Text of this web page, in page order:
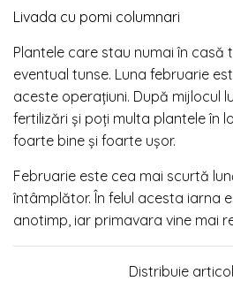
Livada cu pomi columnari
Plantele care stau numai în casă
eventual tunse. Luna februarie
aceste operațiuni. După mijlocul
fertilizări și poți multa plantele în
foarte bine și foarte ușor.
Februarie este cea mai scurtă
întâmplător. În felul acesta iarna
anotimp, iar primavara vine mai
Distribuie